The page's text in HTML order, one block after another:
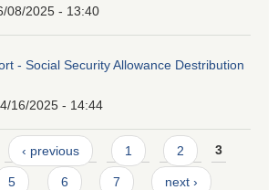
08/2025 - 13:40
- Social Security Allowance Destribution
16/2025 - 14:44
‹ previous 1 2 3
5 6 7 next ›